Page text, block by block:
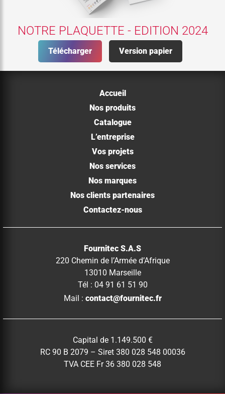
NOTRE PLAQUETTE - EDITION 2024
Télécharger Version papier
Accueil
Nos produits
Catalogue
L’entreprise
Vos projets
Nos services
Nos marques
Nos clients partenaires
Contactez-nous
Fournitec S.A.S
220 Chemin de l’Armée d’Afrique
13010 Marseille
Tél : 04 91 61 51 90
Mail : contact@fournitec.fr
Capital de 1.149.500 €
RC 90 B 2079 – Siret 380 028 548 00036
TVA CEE Fr 36 380 028 548